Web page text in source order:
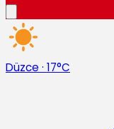
Düzce · 17°C